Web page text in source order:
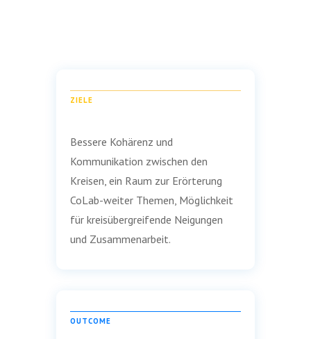
ZIELE
Bessere Kohärenz und
Kommunikation zwischen den
Kreisen, ein Raum zur Erörterung
CoLab-weiter Themen, Möglichkeit
für kreisübergreifende Neigungen
und Zusammenarbeit.
OUTCOME